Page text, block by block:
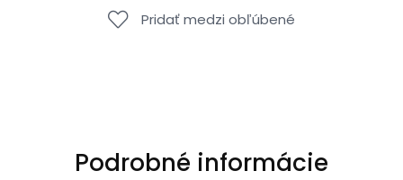
Pridať medzi obľúbené
Podrobné informácie